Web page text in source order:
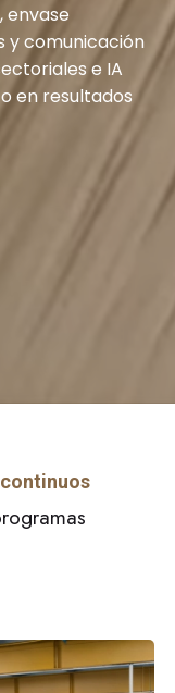
envase
y comunicación
e IA
en resultados